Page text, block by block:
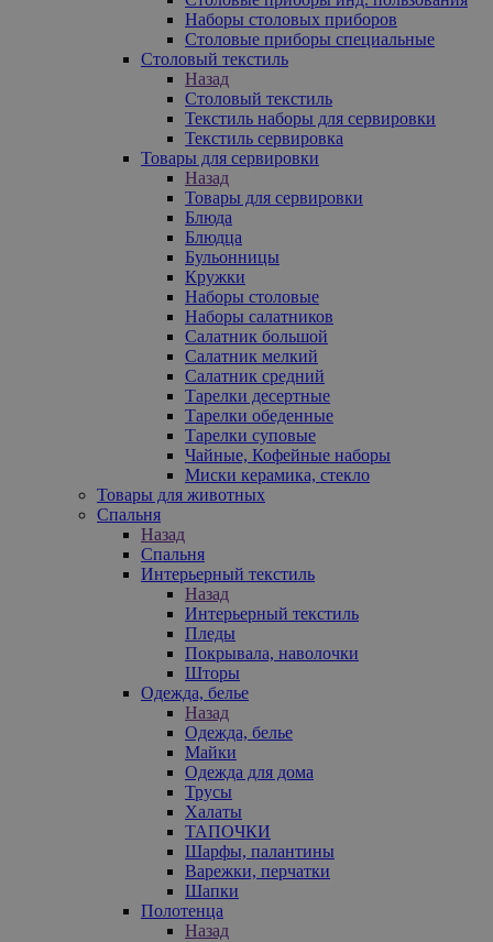
Наборы столовых приборов
Столовые приборы специальные
Столовый текстиль
Назад
Столовый текстиль
Текстиль наборы для сервировки
Текстиль сервировка
Товары для сервировки
Назад
Товары для сервировки
Блюда
Блюдца
Бульонницы
Кружки
Наборы столовые
Наборы салатников
Салатник большой
Салатник мелкий
Салатник средний
Тарелки десертные
Тарелки обеденные
Тарелки суповые
Чайные, Кофейные наборы
Миски керамика, стекло
Товары для животных
Спальня
Назад
Спальня
Интерьерный текстиль
Назад
Интерьерный текстиль
Пледы
Покрывала, наволочки
Шторы
Одежда, белье
Назад
Одежда, белье
Майки
Одежда для дома
Трусы
Халаты
ТАПОЧКИ
Шарфы, палантины
Варежки, перчатки
Шапки
Полотенца
Назад